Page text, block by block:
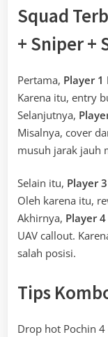
Squad
+ Sniper +
Pertama, Player 1
Karena itu, entry
Selanjutnya,
Misalnya, cover
musuh jarak jauh
Selain itu, Player
Oleh karena itu,
Akhirnya, Player 4
UAV callout.
salah posisi.
Tips
Drop hot Pochin